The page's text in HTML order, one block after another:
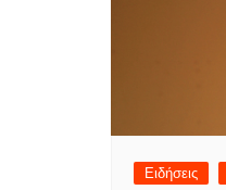
Ειδήσεις